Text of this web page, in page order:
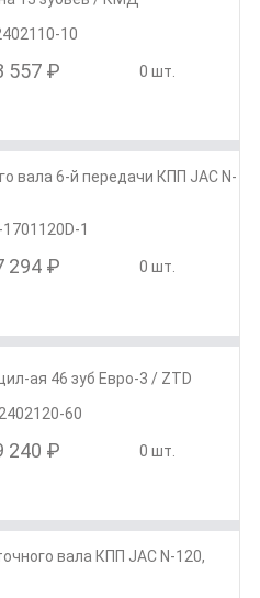
10
557 ₽ 0 шт.
вала 6-й передачи КПП JAC N-
1
294 ₽ 0 шт.
ая 46 зуб Евро-3 / ZTD
60
240 ₽ 0 шт.
вала КПП JAC N-120,